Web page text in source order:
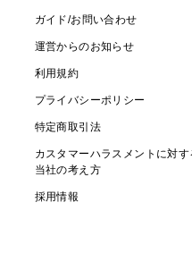
ガイド/お問い合わせ
運営からのお知らせ
利用規約
プライバシーポリシー
特定商取引法
カスタマーハラスメントに対す
当社の考え方
採用情報